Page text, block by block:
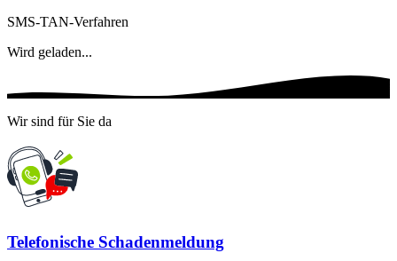
SMS-TAN-Verfahren
Wird geladen...
Wir sind für Sie da
Telefonische Schadenmeldung